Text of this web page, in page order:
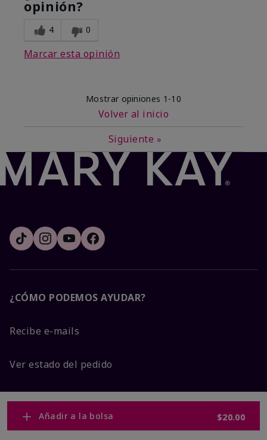
Añadir a la bolsa $20.00
opinión?
4 0
Marcar esta opinión
Mostrar opiniones 1-10
Volver al inicio
Siguiente »
¿CÓMO PODEMOS AYUDAR?
Recibe e-mails
Ver estado del pedido
Catálogos interactivos